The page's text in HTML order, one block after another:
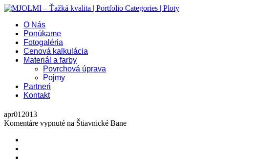
O Nás
Ponúkame
Fotogaléria
Cenová kalkulácia
Materiál a farby
Povrchová úprava
Pojmy
Partneri
Kontakt
apr012013
Komentáre vypnuté na Štiavnické Bane